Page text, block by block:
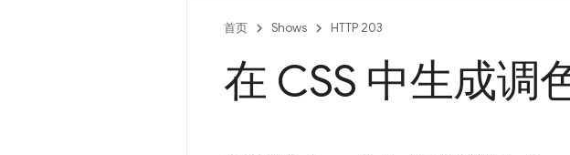
首页 Shows HTTP 203
在 CSS 中生成调